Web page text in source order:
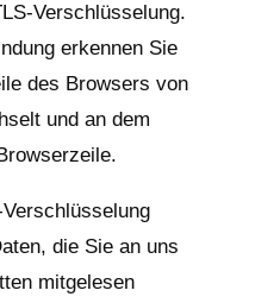
Verschlüsselung.
erkennen Sie
des Browsers von
und an dem
die Sie an uns
mitgelesen